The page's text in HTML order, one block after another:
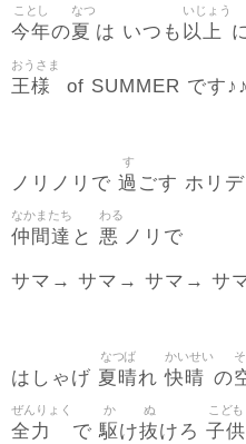
今年
ことし
の夏
なつ
は いつも 以上
いじょう
王様
おうさま
of SUMMER です♪♪
ノリノリで 過
す
ごす ホリデ
仲間達
なかまたち
と 悪
わる
ノリで
サマ→ サマ→ サマ→ サ
はしゃげ 夏晴
なつば
れ快晴
かいせい
の
全力
ぜんりょく
で駆
か
け抜
ぬ
けろ 子供
こども